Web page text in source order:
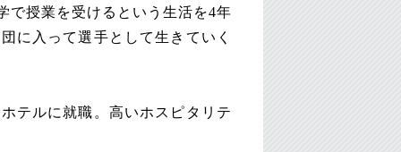
で授業を受けるという生活を4年
に入って選手として生きていく
テルに就職。高いホスピタリテ